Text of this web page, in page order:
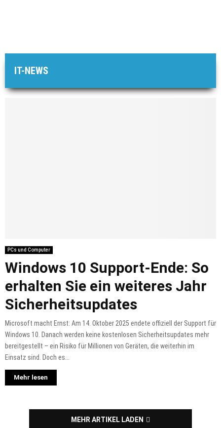
IT-NEWS
PCs und Computer
Windows 10 Support-Ende: So
erhalten Sie ein weiteres Jahr
Sicherheitsupdates
Microsoft macht Ernst: Am 14. Oktober 2025 endete offiziell der Support für
Windows 10. Danach werden keine kostenlosen Sicherheitsupdates mehr
bereitgestellt – ein Risiko für Millionen von Geräten, die weiterhin im
Einsatz sind. Doch es...
Mehr lesen
MEHR ARTIKEL LADEN